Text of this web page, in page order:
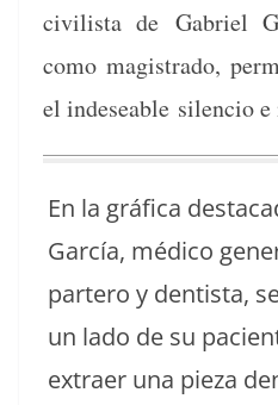
civilista de Gabriel
como mag­istra­do,
el inde­seable silen­cio
En la grá­fi­ca
Gar­cía, médi­co
partero y den­tista,
un lado de su
extraer una pieza